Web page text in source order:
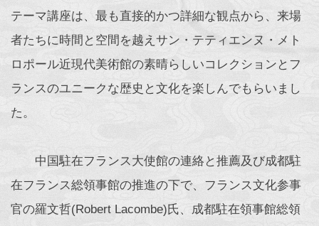
テーマ講座は、最も直接的かつ詳細な観点から、来場
者たちに時間と空間を越えサン・テティエンヌ・メト
ロポール近現代美術館の素晴らしいコレクションとフ
ランスのユニークな歴史と文化を楽しんでもらいまし
た。
中国駐在フランス大使館の連絡と推薦及び成都駐
在フランス総領事館の推進の下で、フランス文化参事
官の羅文哲(Robert Lacombe)氏、成都駐在領事館総領